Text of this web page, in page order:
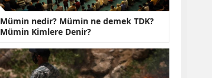
Temmuz 2026 Maaş
Zammı Netleşiyor!
Memur, Emekli ve
Sosyal Yardımlarda
Yeni Oranlar
KOSGEB’den
Mümin nedir? Mümin ne demek TDK?
Mümin Kimlere Denir?